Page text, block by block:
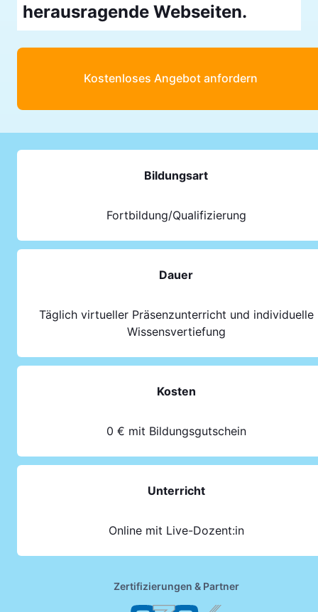
herausragende Webseiten.
Kostenloses Angebot anfordern
Bildungsart
Fortbildung/Qualifizierung
Dauer
Täglich virtueller Präsenzunterricht und individuelle
Wissensvertiefung
Kosten
0 € mit Bildungsgutschein
Unterricht
Online mit Live-Dozent:in
Zertifizierungen & Partner